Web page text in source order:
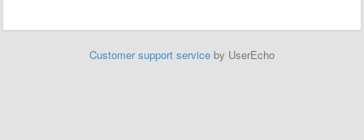
Customer support service by UserEcho